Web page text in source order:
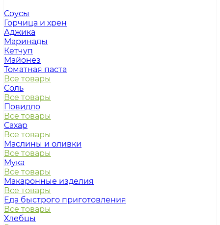
Соусы
Горчица и хрен
Аджика
Маринады
Кетчуп
Майонез
Томатная паста
Все товары
Соль
Все товары
Повидло
Все товары
Сахар
Все товары
Маслины и оливки
Все товары
Мука
Все товары
Макаронные изделия
Все товары
Еда быстрого приготовления
Все товары
Хлебцы